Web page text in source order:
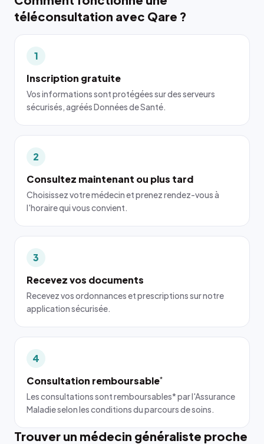
téléconsultation avec Qare ?
1
Inscription gratuite
Vos informations sont protégées sur des serveurs
sécurisés, agréés Données de Santé.
2
Consultez maintenant ou plus tard
Choisissez votre médecin et prenez rendez-vous à
l'horaire qui vous convient.
3
Recevez vos documents
Recevez vos ordonnances et prescriptions sur notre
application sécurisée.
4
Consultation remboursable*
Les consultations sont remboursables* par l'Assurance
Maladie selon les conditions du parcours de soins.
Trouver un médecin généraliste proche